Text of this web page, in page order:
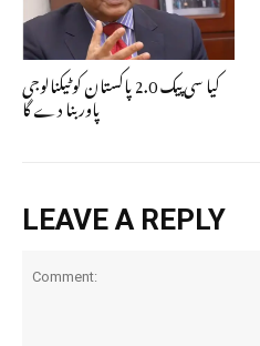
کیا سی پیک 2.0 پاکستان کو ٹیکنالوجی
پاور بنا دے گا
LEAVE A REPLY